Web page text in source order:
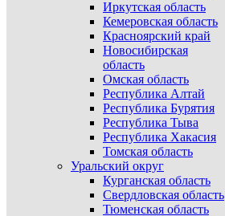
Иркутская область
Кемеровская область
Красноярский край
Новосибирская
область
Омская область
Республика Алтай
Республика Бурятия
Республика Тыва
Республика Хакасия
Томская область
Уральский округ
Курганская область
Свердловская область
Тюменская область